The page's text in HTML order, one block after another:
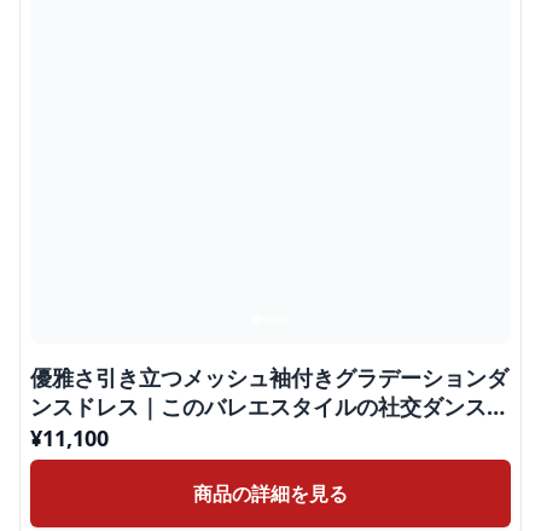
優雅さ引き立つメッシュ袖付きグラデーションダ
ンスドレス｜このバレエスタイルの社交ダンスド
レスは、しなやかな素材
¥11,100
商品の詳細を見る